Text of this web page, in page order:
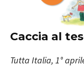
Caccia al
Tutta Italia, 1°